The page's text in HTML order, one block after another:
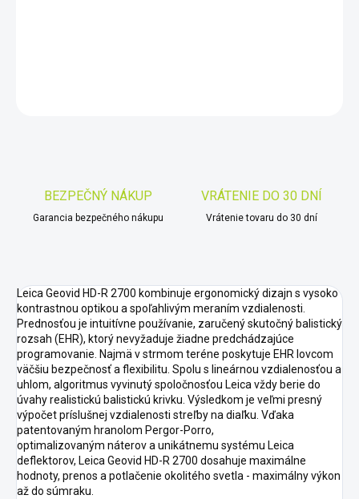
BEZPEČNÝ NÁKUP
Garancia bezpečného nákupu
VRÁTENIE DO 30 DNÍ
Vrátenie tovaru do 30 dní
Leica Geovid HD-R 2700 kombinuje ergonomický dizajn s vysoko
kontrastnou optikou a spoľahlivým meraním vzdialenosti.
Prednosťou je intuitívne používanie, zaručený skutočný balistický
rozsah (EHR), ktorý nevyžaduje žiadne predchádzajúce
programovanie. Najmä v strmom teréne poskytuje EHR lovcom
väčšiu bezpečnosť a flexibilitu. Spolu s lineárnou vzdialenosťou a
uhlom, algoritmus vyvinutý spoločnosťou Leica vždy berie do
úvahy realistickú balistickú krivku. Výsledkom je veľmi presný
výpočet príslušnej vzdialenosti streľby na diaľku. Vďaka
patentovaným hranolom Pergor-Porro,
optimalizovaným náterov a unikátnemu systému Leica
deflektorov, Leica Geovid HD-R 2700 dosahuje maximálne
hodnoty, prenos a potlačenie okolitého svetla - maximálny výkon
až do súmraku.